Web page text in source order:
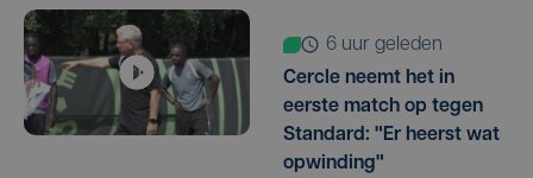
6 uur geleden
Cercle neemt het in
eerste match op tegen
Standard: "Er heerst wat
opwinding"